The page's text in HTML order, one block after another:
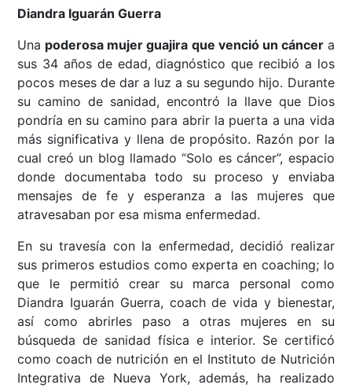
Diandra Iguarán Guerra
Una poderosa mujer guajira que venció un cáncera
sus 34 años de edad, diagnóstico que recibió a los
pocos meses de dar a luz a su segundo hijo. Durante
su camino de sanidad, encontró la llave que Dios
pondría en su camino para abrir la puerta a una vida
más significativa y llena de propósito. Razón por la
cual creó un blog llamado “Solo es cáncer”, espacio
donde documentaba todo su proceso y enviaba
mensajes de fe y esperanza a las mujeres que
atravesaban por esa misma enfermedad.
En su travesía con la enfermedad, decidió realizar
sus primeros estudios como experta en coaching; lo
que le permitió crear su marca personal como
Diandra Iguarán Guerra, coach de vida y bienestar,
así como abrirles paso a otras mujeres en su
búsqueda de sanidad física e interior. Se certificó
como coach de nutrición en el Instituto de Nutrición
Integrativa de Nueva York, además, ha realizado